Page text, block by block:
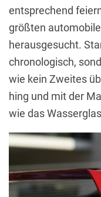
entsprechend
größten
herausgesucht.
chronologisch,
wie kein Zweites
hing und mit der
wie das